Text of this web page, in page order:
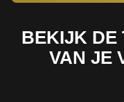
BEKIJK DE
VAN JE